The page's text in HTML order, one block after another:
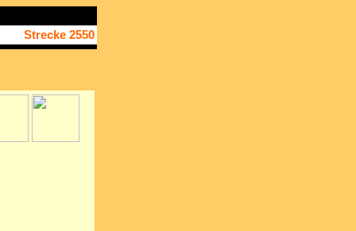
Strecke 2550